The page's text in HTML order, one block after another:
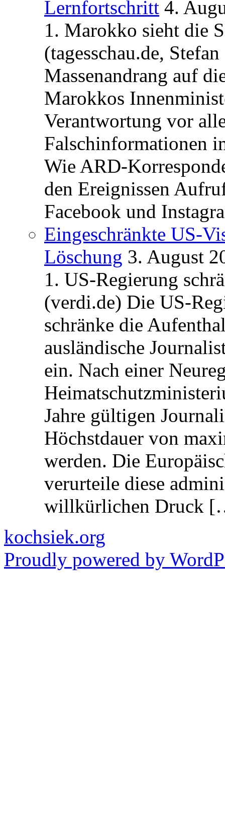
Lernfortschritt 4.
1. Marokko sieht die
(tagesschau.de,
Massenandrang auf
Marokkos
Verantwortung vor
Falschinformationen
Wie ARD-
den Ereignissen
Facebook und
Eingeschränkte US-
Löschung 3. August
1. US-Regierung
(verdi.de) Die US-
schränke die
ausländische
ein. Nach einer
Jahre gültigen
Höchstdauer von
werden. Die
verurteile diese
willkürlichen Druck
kochsiek.org
Proudly powered by